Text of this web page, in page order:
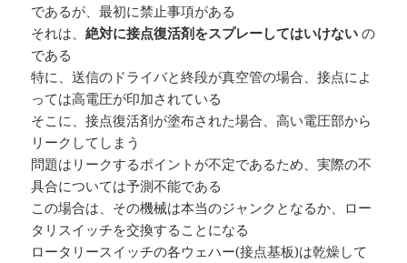
であるが、最初に禁止事項がある
それは、絶対に接点復活剤をスプレーしてはいけない の
である
特に、送信のドライバと終段が真空管の場合、接点によ
っては高電圧が印加されている
そこに、接点復活剤が塗布された場合、高い電圧部から
リークしてしまう
問題はリークするポイントが不定であるため、実際の不
具合については予測不能である
この場合は、その機械は本当のジャンクとなるか、ロー
タリスイッチを交換することになる
ロータリースイッチの各ウェハー(接点基板)は乾燥して